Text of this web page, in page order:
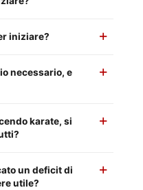
iniziare?
necessario, e
karate, si
un deficit di
utile?